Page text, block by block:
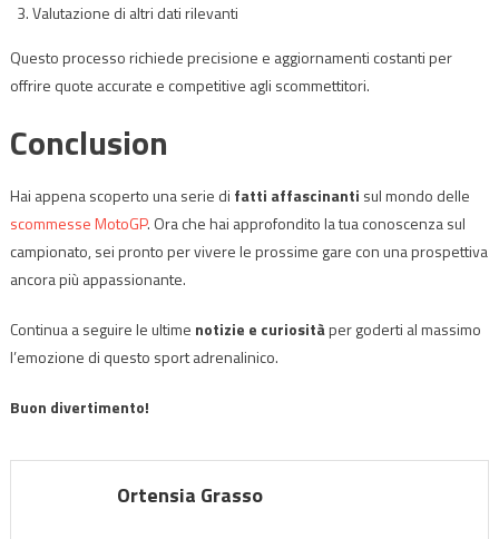
Valutazione di altri dati rilevanti
Questo processo richiede precisione e aggiornamenti costanti per
offrire quote accurate e competitive agli scommettitori.
Conclusion
Hai appena scoperto una serie di fatti affascinanti sul mondo delle
scommesse MotoGP. Ora che hai approfondito la tua conoscenza sul
campionato, sei pronto per vivere le prossime gare con una prospettiva
ancora più appassionante.
Continua a seguire le ultime notizie e curiositàper goderti al massimo
l’emozione di questo sport adrenalinico.
Buon divertimento!
Ortensia Grasso